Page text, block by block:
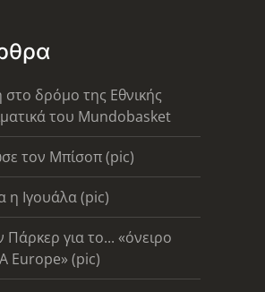
δρόμο της Εθνικής
του Mundobasket
τον Μπίσοπ (pic)
η Ιγουάλα (pic)
Πάρκερ για το... «όνειρο
Europe» (pic)